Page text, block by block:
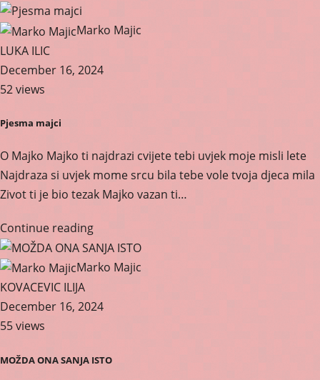
Marko Majic
LUKA ILIC
December 16, 2024
52 views
Pjesma majci
O Majko Majko ti najdrazi cvijete tebi uvjek moje misli lete
Najdraza si uvjek mome srcu bila tebe vole tvoja djeca mila
Zivot ti je bio tezak Majko vazan ti…
Continue reading
Marko Majic
KOVACEVIC ILIJA
December 16, 2024
55 views
MOŽDA ONA SANJA ISTO